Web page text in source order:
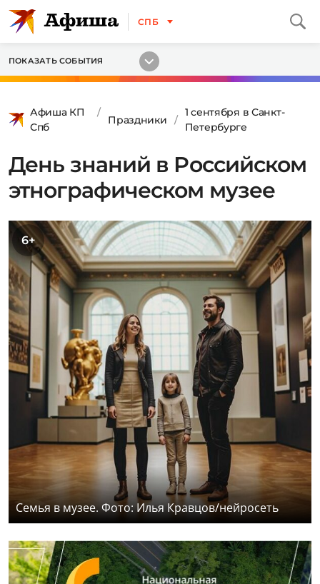
СПБ
ПОКАЗАТЬ СОБЫТИЯ
Афиша КП
Спб
Праздники
1 сентября в Санкт-
Петербурге
День знаний в Российском
этнографическом музее
6+
Семья в музее. Фото: Илья Кравцов/нейросеть